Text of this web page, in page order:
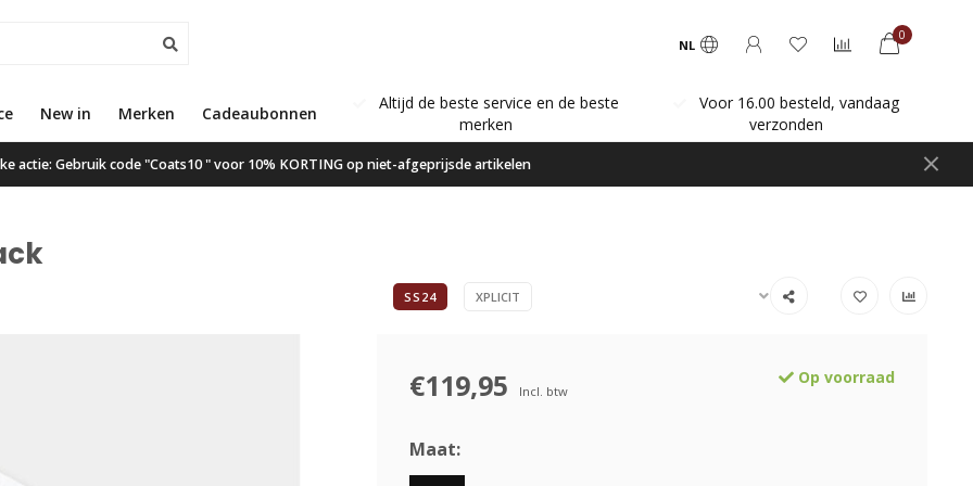
NL
0
New in Merken Cadeaubonnen
Gratis verzending vanaf €50,00
Altijd de beste service en de beste
merken
Voor 16.00 besteld, vandaag
verzonden
actie: Gebruik code "Coats10 " voor 10% KORTING op niet-afgeprijsde artikelen
SS24 XPLICIT
€119,95 Incl. btw
Op voorraad
Maat: